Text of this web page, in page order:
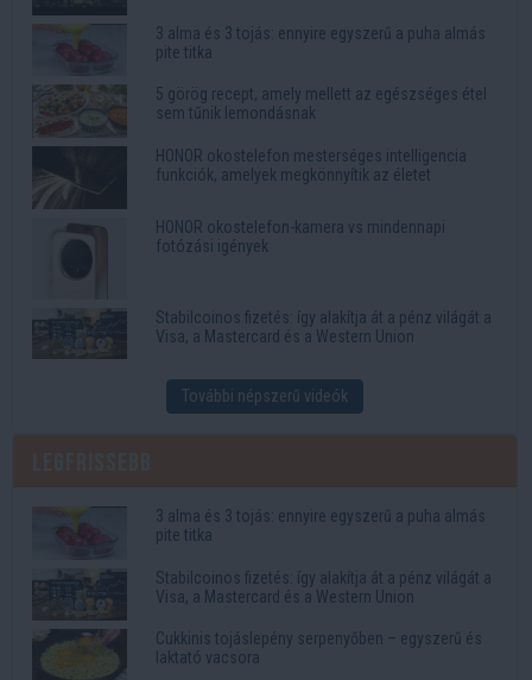
3 alma és 3 tojás: ennyire egyszerű a puha almás
pite titka
5 görög recept, amely mellett az egészséges étel
sem tűnik lemondásnak
HONOR okostelefon mesterséges intelligencia
funkciók, amelyek megkönnyítik az életet
HONOR okostelefon-kamera vs mindennapi
fotózási igények
Stabilcoinos fizetés: így alakítja át a pénz világát a
Visa, a Mastercard és a Western Union
További népszerű videók
3 alma és 3 tojás: ennyire egyszerű a puha almás
pite titka
Stabilcoinos fizetés: így alakítja át a pénz világát a
Visa, a Mastercard és a Western Union
Cukkinis tojáslepény serpenyőben – egyszerű és
laktató vacsora